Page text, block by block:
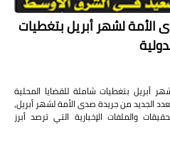
الأمة لشهر أبريل بتغطيات
أبريل بتغطيات شاملة للقضايا المحلية
الجديد من جريدة صدى الأمة لشهر أبريل،
والملفات الإخبارية التي ترصد أبرز